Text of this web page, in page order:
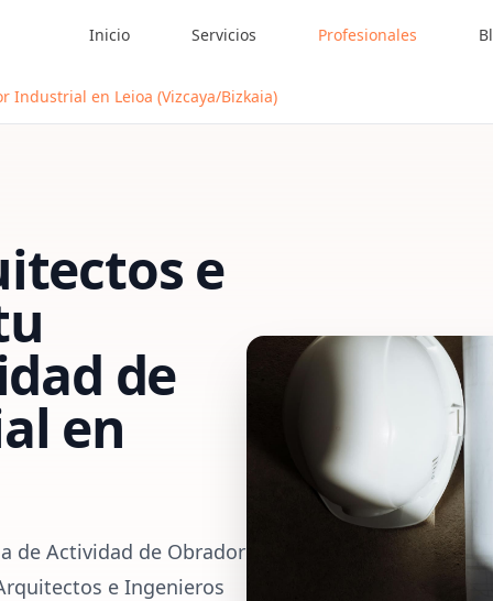
Inicio Servicios Profesionales
Industrial en Leioa (Vizcaya/Bizkaia)
e
de
en
de Actividad de Obrador
e Ingenieros